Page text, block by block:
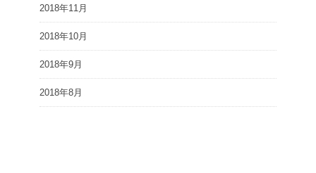
2018年11月
2018年10月
2018年9月
2018年8月